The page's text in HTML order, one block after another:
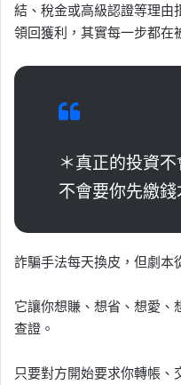
結、稅金或高級認證等理由
領回獲利，其實每一步都在
＊真正的投資
不會要你先繳錢
詐騙手法每天換皮，但劇本
它讓你想賺、想省、想愛、
查證。
只要對方開始要求你轉帳、